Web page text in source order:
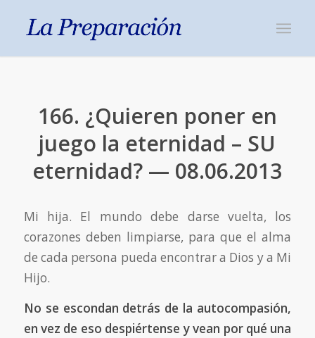
166. ¿Quieren poner en
juego la eternidad – SU
eternidad? — 08.06.2013
Mi hija. El mundo debe darse vuelta, los
corazones deben limpiarse, para que el alma
de cada persona pueda encontrar a Dios y a Mi
Hijo.
No se escondan detrás de la autocompasión,
en vez de eso despiértense y vean por qué una